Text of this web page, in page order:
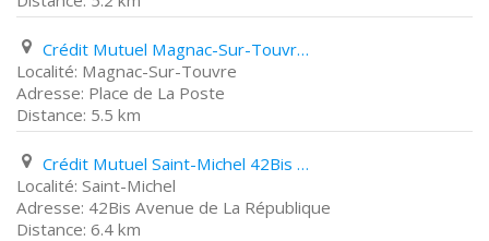
Crédit Mutuel Magnac-Sur-Touvre Place de La Poste
Magnac-Sur-Touvre
Place de La Poste
5.5 km
Crédit Mutuel Saint-Michel 42Bis Avenue de La République
Saint-Michel
42Bis Avenue de La République
6.4 km